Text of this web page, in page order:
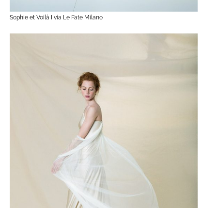
Sophie et Voilà I via Le Fate Milano